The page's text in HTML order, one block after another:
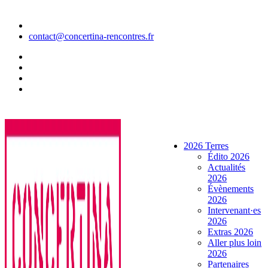
contenu
contact@concertina-rencontres.fr
2026 Terres
Édito 2026
Actualités
2026
Évènements
2026
Intervenant·es
2026
Extras 2026
Aller plus loin
2026
Partenaires